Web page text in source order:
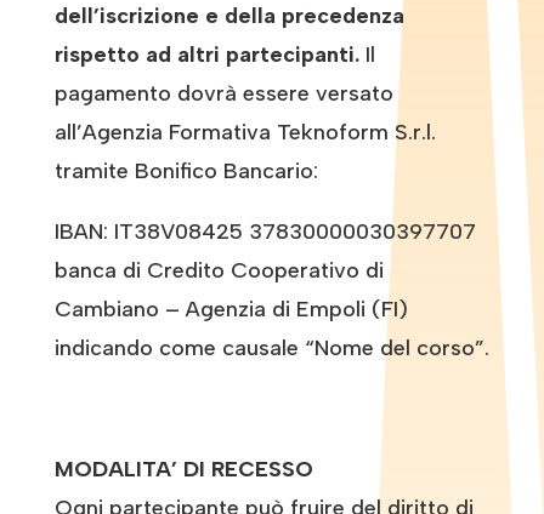
dell’iscrizione e della precedenza
rispetto ad altri partecipanti. Il
pagamento dovrà essere versato
all’Agenzia Formativa Teknoform S.r.l.
tramite Bonifico Bancario:
IBAN: IT38V08425 37830000030397707
banca di Credito Cooperativo di
Cambiano – Agenzia di Empoli (FI)
indicando come causale “Nome del corso”.
MODALITA’ DI RECESSO
Ogni partecipante può fruire del diritto di